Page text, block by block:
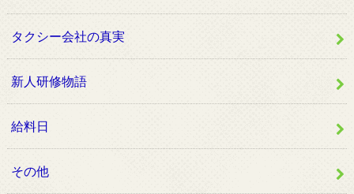
タクシー会社の真実
新人研修物語
給料日
その他